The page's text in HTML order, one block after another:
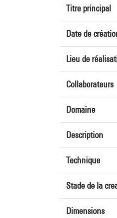
Titre principal
Date de
Lieu de
Collaborateurs
Domaine
Description
Technique
Stade de la
Dimensions